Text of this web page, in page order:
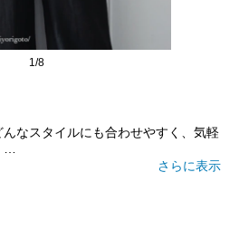
1/8
なスタイルにも合わせやすく、気軽
で一番売れたアイテムなのだそ
UVカット
るとひんやり
さらに表示